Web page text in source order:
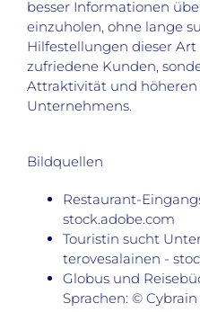
besser Informationen
einzuholen, ohne lange
Hilfestellungen dieser
zufriedene Kunden,
Attraktivität und
Unternehmens.
Bildquellen
Restaurant-
stock.adobe.com
Touristin sucht
terovesalainen -
Globus und
Sprachen: ©